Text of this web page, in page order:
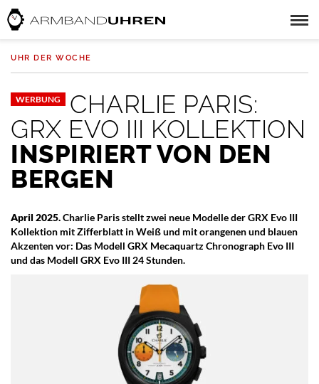
UHR DER WOCHE
WERBUNG
CHARLIE PARIS:
GRX EVO III KOLLEKTION
INSPIRIERT VON DEN
BERGEN
April 2025.Charlie Paris stellt zwei neue Modelle der GRX Evo III
Kollektion mit Zifferblatt in Weiß und mit orangenen und blauen
Akzenten vor: Das Modell GRX Mecaquartz Chronograph Evo III
und das Modell GRX Evo III 24 Stunden.